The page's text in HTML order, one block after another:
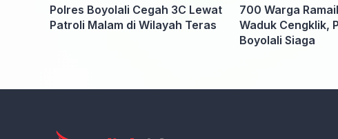
Polres Boyolali Cegah 3C Lewat
Patroli Malam di Wilayah Teras
700 Warga
Waduk Cengklik,
Boyolali Siaga